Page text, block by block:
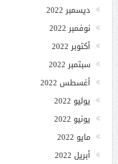
ديسمبر 2022
نوفمبر 2022
أكتوبر 2022
سبتمبر 2022
أغسطس 2022
يوليو 2022
يونيو 2022
مايو 2022
أبريل 2022